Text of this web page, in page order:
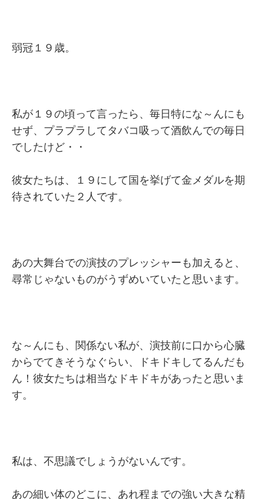
弱冠１９歳。
私が１９の頃って言ったら、毎日特にな～んにも
せず、プラプラしてタバコ吸って酒飲んでの毎日
でしたけど・・
彼女たちは、１９にして国を挙げて金メダルを期
待されていた２人です。
あの大舞台での演技のプレッシャーも加えると、
尋常じゃないものがうずめいていたと思います。
な～んにも、関係ない私が、演技前に口から心臓
からでてきそうなぐらい、ドキドキしてるんだも
ん！彼女たちは相当なドキドキがあったと思いま
す。
私は、不思議でしょうがないんです。
あの細い体のどこに、あれ程までの強い大きな精